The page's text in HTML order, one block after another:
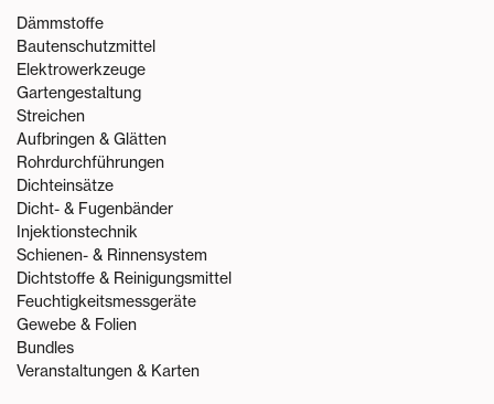
Dämmstoffe
Bautenschutzmittel
Elektrowerkzeuge
Gartengestaltung
Streichen
Aufbringen & Glätten
Rohrdurchführungen
Dichteinsätze
Dicht- & Fugenbänder
Injektionstechnik
Schienen- & Rinnensystem
Dichtstoffe & Reinigungsmittel
Feuchtigkeitsmessgeräte
Gewebe & Folien
Bundles
Veranstaltungen & Karten